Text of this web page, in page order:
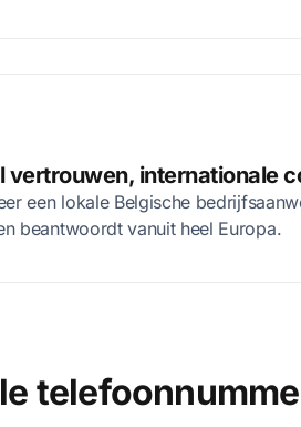
vertrouwen, internationale
een lokale Belgische
beantwoordt vanuit heel Europa.